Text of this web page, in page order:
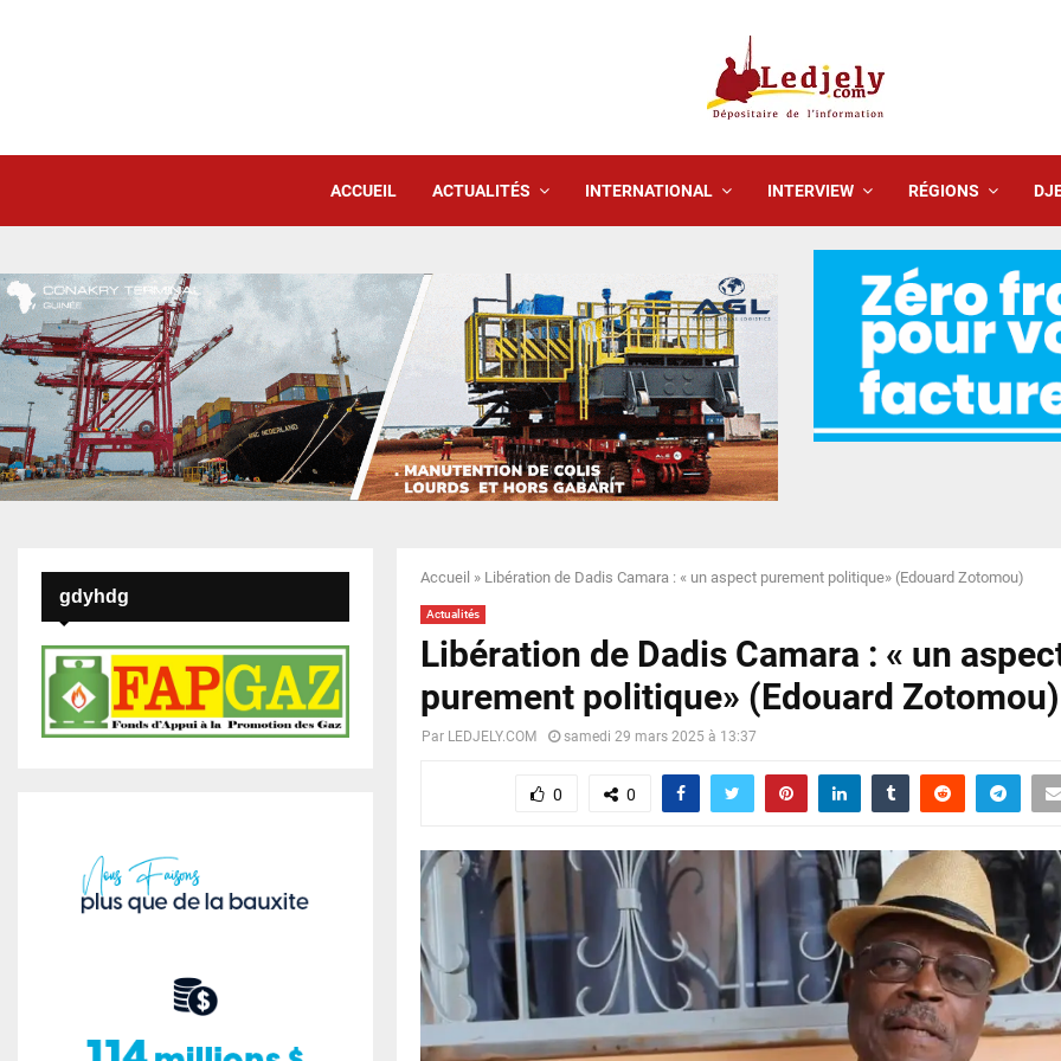
ACCUEIL ACTUALITÉS INTERNATIONAL INTERVIEW RÉGIONS
Accueil » Libération de Dadis Camara : « un aspect purement politique» (Edouard Zotomou)
Actualités
Libération de Dadis Camara : « un
purement politique» (Edouard Zotomou)
Par LEDJELY.COM samedi 29 mars 2025 à 13:37
0 0
gdyhdg